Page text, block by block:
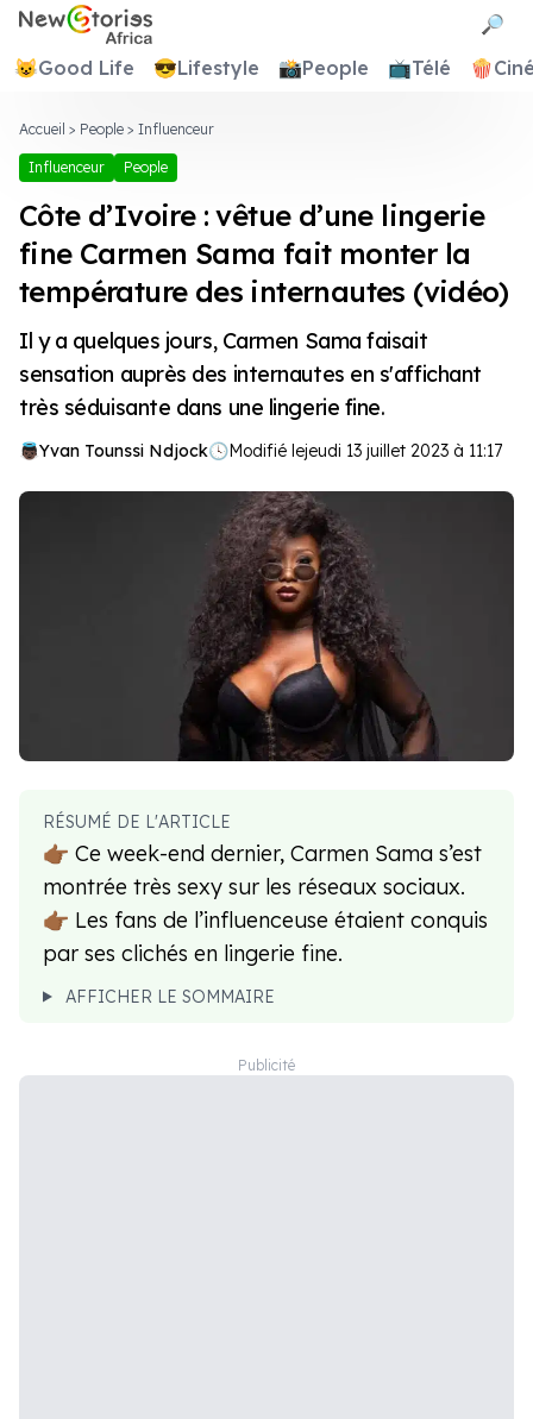
Newstories Africa
🔎
😺Good Life 😎Lifestyle 📸People 📺Télé 🍿
Accueil > People > Influenceur
Influenceur People
Côte d’Ivoire : vêtue d’une lingerie
fine Carmen Sama fait monter la
température des internautes (vidéo)
Il y a quelques jours, Carmen Sama faisait
sensation auprès des internautes en s'affichant
très séduisante dans une lingerie fine.
Yvan Tounssi Ndjock🕓Modifié lejeudi 13 juillet 2023 à 11:17
RÉSUMÉ DE L'ARTICLE
👉🏾 Ce week-end dernier, Carmen Sama s’est
montrée très sexy sur les réseaux sociaux.
👉🏾 Les fans de l’influenceuse étaient conquis
par ses clichés en lingerie fine.
AFFICHER LE SOMMAIRE